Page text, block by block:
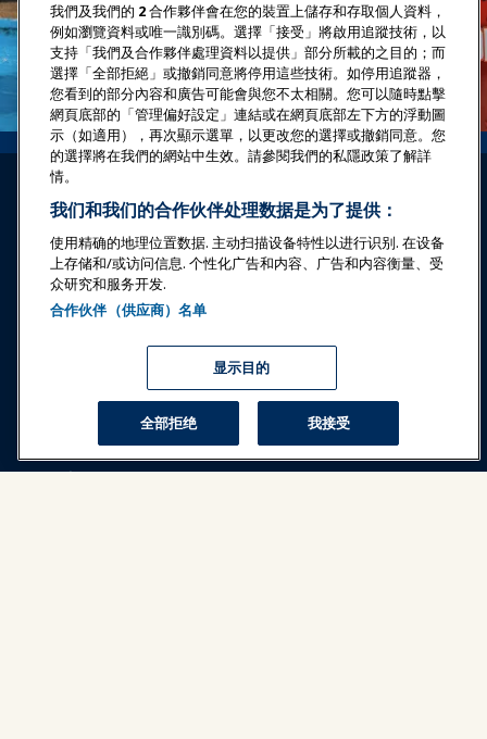
登录 立即加入
奖项
新闻与乐趣世界
我們及我們的 2合作夥伴會在您的裝置上儲存和存取個人資料，
例如瀏覽資料或唯一識別碼。選擇「接受」將啟用追蹤技術，以
支持「我們及合作夥伴處理資料以提供」部分所載的之目的；而
選擇「全部拒絕」或撤銷同意將停用這些技術。如停用追蹤器，
您看到的部分內容和廣告可能會與您不太相關。您可以隨時點擊
網頁底部的「管理偏好設定」連結或在網頁底部左下方的浮動圖
示（如適用），再次顯示選單，以更改您的選擇或撤銷同意。您
的選擇將在我們的網站中生效。請參閱我們的私隱政策了解詳
情。
我们和我们的合作伙伴处理数据是为了提供：
使用精确的地理位置数据. 主动扫描设备特性以进行识别. 在设备
上存储和/或访问信息. 个性化广告和内容、广告和内容衡量、受
众研究和服务开发.
合作伙伴（供应商）名单
显示目的
全部拒绝 我接受